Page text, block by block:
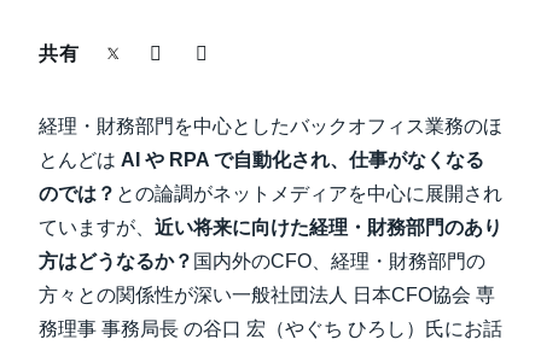
España (Español)
Norway (English)
製品情報
導入事例
働きかた改革
共有
経理・財務部門を中心としたバックオフィス業務のほ
とんどは AI や RPA で自動化され、仕事がなくなる
のでは？ との論調がネットメディアを中心に展開され
ていますが、 近い将来に向けた経理・財務部門のあり
方はどうなるか？ 国内外のCFO、経理・財務部門の
方々との関係性が深い一般社団法人 日本CFO協会 専
務理事 事務局長 の谷口 宏（やぐち ひろし）氏にお話